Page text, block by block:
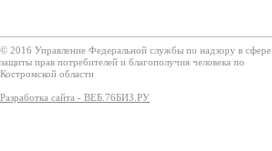
© 2016 Управление Федеральной службы по надзору в сфере
защиты прав потребителей и благополучия человека по
Костромской области
Разработка сайта - ВЕБ.76БИЗ.РУ